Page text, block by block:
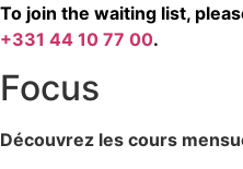
To join the waiting list,
+331 44 10 77 00.
Focus
Découvrez les cours